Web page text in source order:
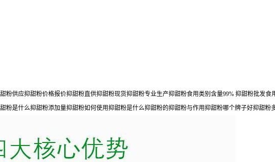
粉供应抑甜粉价格报价抑甜粉直供抑甜粉现货抑甜粉专业生产抑甜粉食用类别含量99% 抑甜粉批发
粉是什么抑甜粉添加量抑甜粉如何使用抑甜粉是什么抑甜粉的抑甜粉与作用抑甜粉哪个牌子好抑甜